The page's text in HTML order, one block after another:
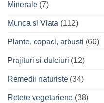
Minerale (7)
Munca si Viata (112)
Plante, copaci, arbusti (66)
Prajituri si dulciuri (12)
Remedii naturiste (34)
Retete vegetariene (38)